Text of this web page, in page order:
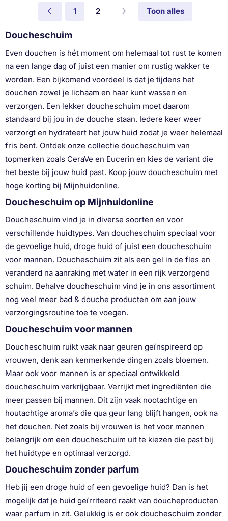
1 2 Toon alles
Doucheschuim
Even douchen is hét moment om helemaal tot rust te komen
na een lange dag of juist een manier om rustig wakker te
worden. Een bijkomend voordeel is dat je tijdens het
douchen zowel je lichaam en haar kunt wassen en
verzorgen. Een lekker doucheschuim moet daarom
standaard bij jou in de douche staan. Iedere keer weer
verzorgt en hydrateert het jouw huid zodat je weer helemaal
fris bent. Ontdek onze collectie doucheschuim van
topmerken zoals CeraVe en Eucerin en kies de variant die
het beste bij jouw huid past. Koop jouw doucheschuim met
hoge korting bij Mijnhuidonline.
Doucheschuim op Mijnhuidonline
Doucheschuim vind je in diverse soorten en voor
verschillende huidtypes. Van doucheschuim speciaal voor
de gevoelige huid, droge huid of juist een doucheschuim
voor mannen. Doucheschuim zit als een gel in de fles en
veranderd na aanraking met water in een rijk verzorgend
schuim. Behalve doucheschuim vind je in ons assortiment
nog veel meer bad & douche producten om aan jouw
verzorgingsroutine toe te voegen.
Doucheschuim voor mannen
Doucheschuim ruikt vaak naar geuren geïnspireerd op
vrouwen, denk aan kenmerkende dingen zoals bloemen.
Maar ook voor mannen is er speciaal ontwikkeld
doucheschuim verkrijgbaar. Verrijkt met ingrediënten die
meer passen bij mannen. Dit zijn vaak nootachtige en
houtachtige aroma’s die qua geur lang blijft hangen, ook na
het douchen. Net zoals bij vrouwen is het voor mannen
belangrijk om een doucheschuim uit te kiezen die past bij
het huidtype en optimaal verzorgd.
Doucheschuim zonder parfum
Heb jij een droge huid of een gevoelige huid? Dan is het
mogelijk dat je huid geïrriteerd raakt van doucheproducten
waar parfum in zit. Gelukkig is er ook doucheschuim zonder